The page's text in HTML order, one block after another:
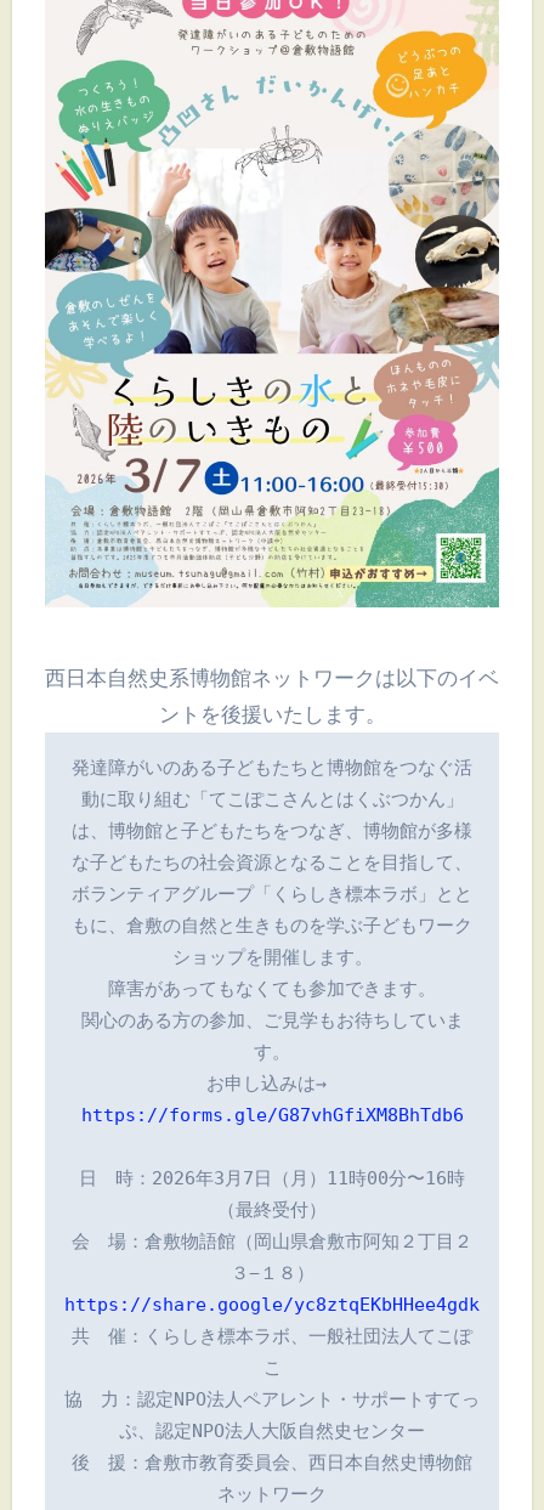
西日本自然史系博物館ネットワークは以下のイベ
ントを後援いたします。
発達障がいのある子どもたちと博物館をつなぐ活
動に取り組む「てこぽこさんとはくぶつかん」
は、博物館と子どもたちをつなぎ、博物館が多様
な子どもたちの社会資源となることを目指して、
ボランティアグループ「くらしき標本ラボ」とと
もに、倉敷の自然と生きものを学ぶ子どもワーク
ショップを開催します。
障害があってもなくても参加できます。
関心のある方の参加、ご見学もお待ちしていま
す。
https://forms.gle/G87vhGfiXM8BhTdb6
日　時：2026年3月7日（月）11時00分〜16時
（最終受付）
会　場：倉敷物語館（岡山県倉敷市阿知２丁目２
３−１８）
https://share.google/yc8ztqEKbHHee4gdk
共　催：くらしき標本ラボ、一般社団法人てこぽ
こ
協　力：認定NPO法人ペアレント・サポートすてっ
ぷ、認定NPO法人大阪自然史センター
後　援：倉敷市教育委員会、西日本自然史博物館
ネットワーク